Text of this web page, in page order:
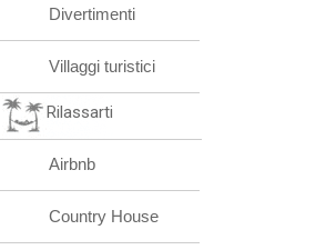
Divertimenti
Villaggi turistici
Rilassarti
Airbnb
Country House